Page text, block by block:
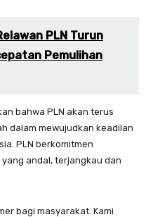
PLN Turun
Pemulihan
bahwa PLN akan terus
dalam mewujudkan keadilan
PLN berkomitmen
andal, terjangkau dan
bagi masyarakat. Kami